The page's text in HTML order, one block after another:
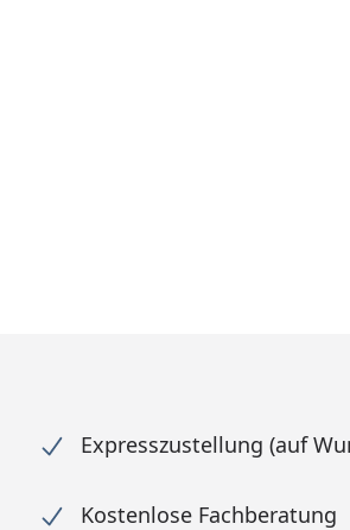
Expresszustellung (auf
Kostenlose Fachberatung